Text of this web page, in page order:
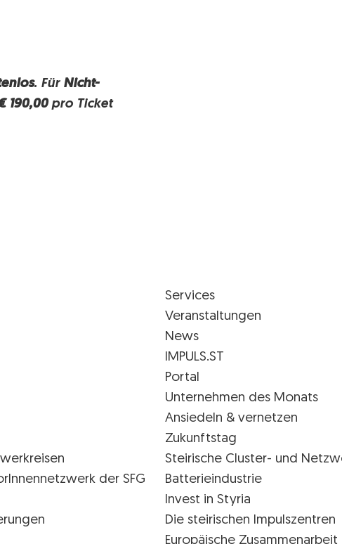
. Für Nicht-
190,00pro Ticket
Services
Veranstaltungen
News
IMPULS.ST
Portal
Unternehmen des Monats
der SFG
Ansiedeln & vernetzen
Zukunftstag
Steirische Cluster- und
Batterieindustrie
Invest in Styria
Die steirischen Impulszentren
Europäische Zusammenarbeit